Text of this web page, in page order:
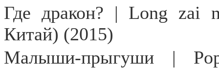
Где дракон? | Long zai
Китай) (2015)
Малыши-прыгуши |